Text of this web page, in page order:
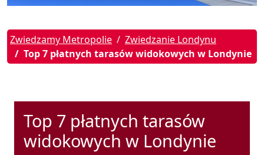
Zwiedzamy Metropolie
Zwiedzanie Londynu
Top 7 płatnych tarasów widokowych w Londynie
Top 7 płatnych tarasów
widokowych w Londynie